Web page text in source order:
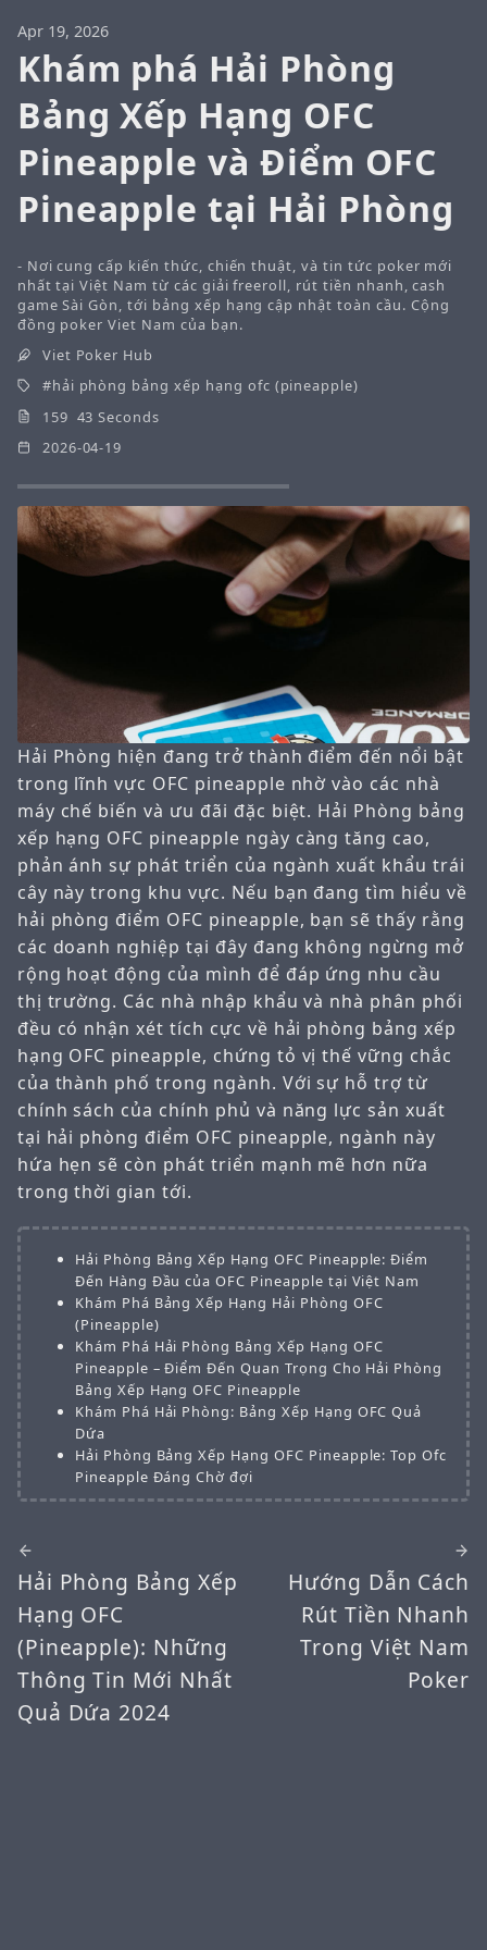
Apr 19, 2026
Khám phá Hải Phòng
Bảng Xếp Hạng OFC
Pineapple và Điểm OFC
Pineapple tại Hải Phòng
- Nơi cung cấp kiến thức, chiến thuật, và tin tức poker mới
nhất tại Việt Nam từ các giải freeroll, rút tiền nhanh, cash
game Sài Gòn, tới bảng xếp hạng cập nhật toàn cầu. Cộng
đồng poker Viet Nam của bạn.
Viet Poker Hub
hải phòng bảng xếp hạng ofc (pineapple)
159 43 Seconds
2026-04-19
Hải Phòng hiện đang trở thành điểm đến nổi bật
trong lĩnh vực OFC pineapple nhờ vào các nhà
máy chế biến và ưu đãi đặc biệt. Hải Phòng bảng
xếp hạng OFC pineapple ngày càng tăng cao,
phản ánh sự phát triển của ngành xuất khẩu trái
cây này trong khu vực. Nếu bạn đang tìm hiểu về
hải phòng điểm OFC pineapple, bạn sẽ thấy rằng
các doanh nghiệp tại đây đang không ngừng mở
rộng hoạt động của mình để đáp ứng nhu cầu
thị trường. Các nhà nhập khẩu và nhà phân phối
đều có nhận xét tích cực về hải phòng bảng xếp
hạng OFC pineapple, chứng tỏ vị thế vững chắc
của thành phố trong ngành. Với sự hỗ trợ từ
chính sách của chính phủ và năng lực sản xuất
tại hải phòng điểm OFC pineapple, ngành này
hứa hẹn sẽ còn phát triển mạnh mẽ hơn nữa
trong thời gian tới.
Hải Phòng Bảng Xếp Hạng OFC Pineapple: Điểm
Đến Hàng Đầu của OFC Pineapple tại Việt Nam
Khám Phá Bảng Xếp Hạng Hải Phòng OFC
(Pineapple)
Khám Phá Hải Phòng Bảng Xếp Hạng OFC
Pineapple – Điểm Đến Quan Trọng Cho Hải Phòng
Bảng Xếp Hạng OFC Pineapple
Khám Phá Hải Phòng: Bảng Xếp Hạng OFC Quả
Dứa
Hải Phòng Bảng Xếp Hạng OFC Pineapple: Top Ofc
Pineapple Đáng Chờ đợi
Hải Phòng Bảng Xếp
Hạng OFC
(Pineapple): Những
Thông Tin Mới Nhất
Quả Dứa 2024
Hướng Dẫn Cách
Rút Tiền Nhanh
Trong Việt Nam
Poker